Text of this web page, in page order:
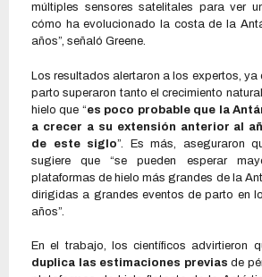
múltiples sensores satelitales para ver
cómo ha evolucionado la costa de la
años”, señaló Greene.
Los resultados alertaron a los expertos,
parto superaron tanto el crecimiento
hielo que “es poco probable que la
a crecer a su extensión anterior al
de este siglo”. Es más, aseguraron
sugiere que “se pueden esperar
plataformas de hielo más grandes de la
dirigidas a grandes eventos de parto en
años”.
En el trabajo, los científicos advirtieron
duplica las estimaciones previas de